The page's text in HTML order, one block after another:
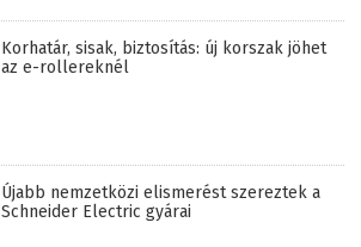
Korhatár, sisak, biztosítás: új korszak jöhet
az e-rollereknél
Újabb nemzetközi elismerést szereztek a
Schneider Electric gyárai